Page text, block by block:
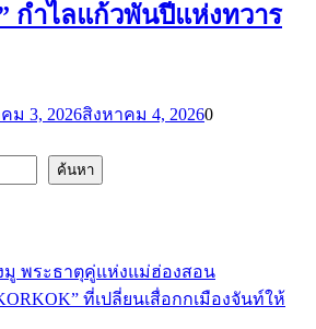
กำไลแก้วพันปีแห่งทวาร
ม 3, 2026สิงหาคม 4, 20260
ค้นหา
มู พระธาตุคู่แห่งแม่ฮ่องสอน
ที่เปลี่ยนเสื่อกกเมืองจันท์ให้